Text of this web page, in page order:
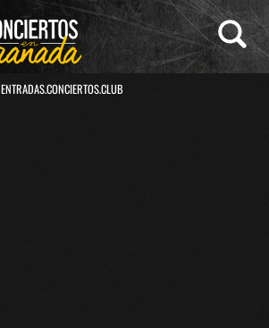
ENTRADAS.CONCIERTOS.CLUB